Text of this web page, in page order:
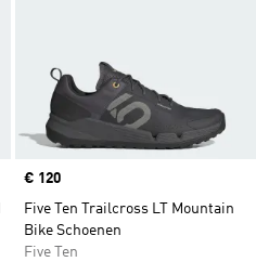
Price
€ 120
Five Ten Trailcross LT Mountain
Bike Schoenen
Five Ten